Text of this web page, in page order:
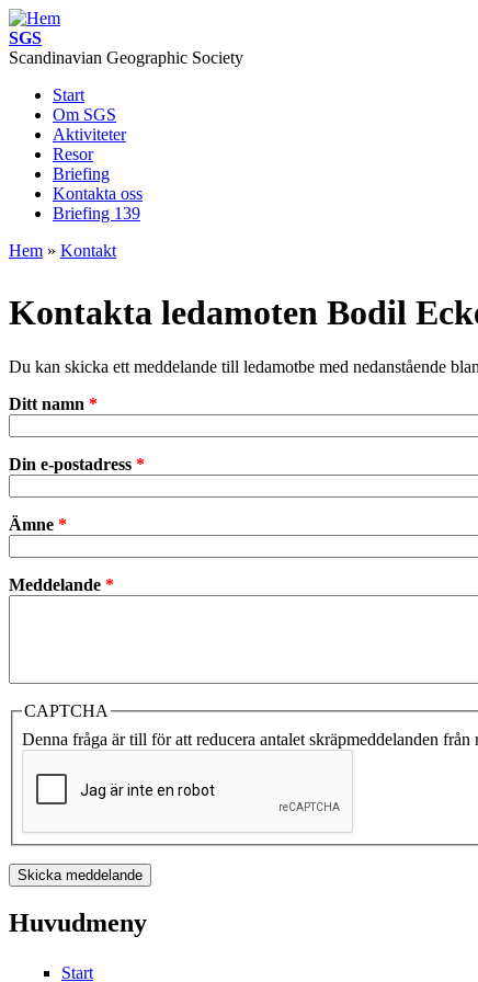
Hoppa till huvudinnehåll
SGS
Scandinavian Geographic Society
Image of the month
Huvudmeny
Start
Om SGS
Aktiviteter
Resor
Briefing
Kontakta oss
Briefing 139
Hem » Kontakt
Kontakta ledamoten Bodil
Du kan skicka ett meddelande till ledamotbe med nedanstående
Ditt namn *
Din e-postadress *
Ämne *
Meddelande *
CAPTCHA
Denna fråga är till för att reducera antalet skräpmeddelanden
Huvudmeny
Start